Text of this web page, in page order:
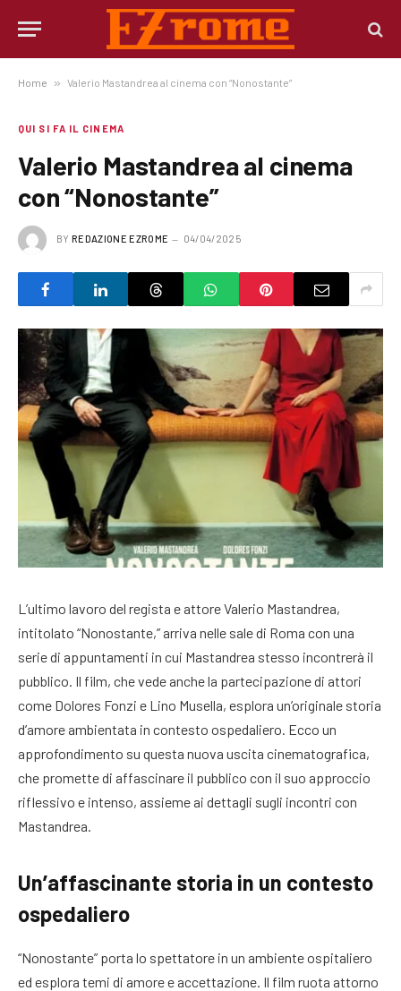
Home » Valerio Mastandrea al cinema con “Nonostante”
QUI SI FA IL CINEMA
Valerio Mastandrea al cinema
con “Nonostante”
BY REDAZIONE EZROME 04/04/2025
L’ultimo lavoro del regista e attore Valerio Mastandrea,
intitolato “Nonostante,” arriva nelle sale di Roma con una
serie di appuntamenti in cui Mastandrea stesso incontrerà il
pubblico. Il film, che vede anche la partecipazione di attori
come Dolores Fonzi e Lino Musella, esplora un’originale storia
d’amore ambientata in contesto ospedaliero. Ecco un
approfondimento su questa nuova uscita cinematografica,
che promette di affascinare il pubblico con il suo approccio
riflessivo e intenso, assieme ai dettagli sugli incontri con
Mastandrea.
Un’affascinante storia in un contesto
ospedaliero
“Nonostante” porta lo spettatore in un ambiente ospitaliero
ed esplora temi di amore e accettazione. Il film ruota attorno